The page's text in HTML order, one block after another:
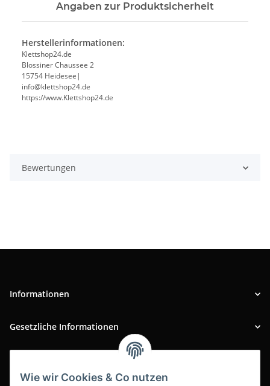
Wie wir Cookies & Co nutzen
Angaben zur Produktsicherheit
Herstellerinformationen:
Klettshop24.de
Blossiner Chaussee 2
15754 Heidesee|
info@klettshop24.de
https://www.Klettshop24.de
Bewertungen
Informationen
Gesetzliche Informationen